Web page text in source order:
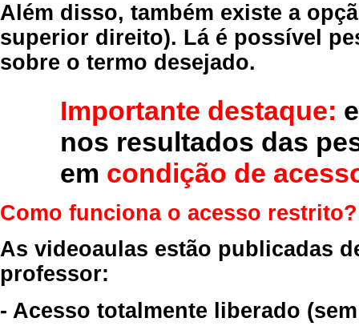
Além disso, também existe a
superior direito). Lá é possível
sobre o termo desejado.
Importante destaque:
nos resultados das
em condição de
Como funciona o acesso restrito?
As videoaulas estão publicadas
professor:
- Acesso totalmente liberado